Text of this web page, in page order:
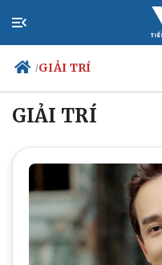
/GIẢI TRÍ
Chính trị
Đảng
Tổ chức nhân sự
Quốc hội
Nhận diện sự thật
GIẢI TRÍ